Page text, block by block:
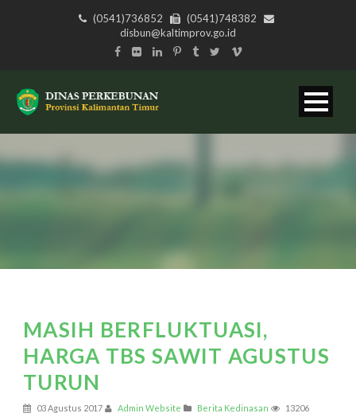
(0541)736852
(0541)748382
disbun@kaltimprov.go.id
MASIH BERFLUKTUASI,
HARGA TBS SAWIT AGUSTUS
TURUN
03 Agustus 2017 Admin Website Berita Kedinasan 13206